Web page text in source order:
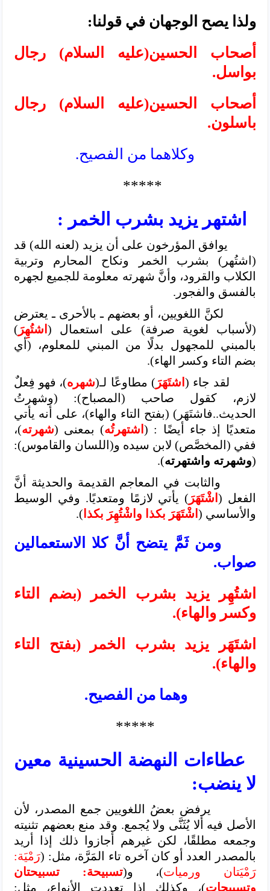
ولذا يصح الوجهان في قولنا:
أصحاب الحسين(عليه السلام) رجال
بواسل.
أصحاب الحسين(عليه السلام) رجال
باسلون.
وكلاهما من الفصيح.
*****
اشتهر يزيد بشرب الخمر :
يوافق المؤرخون على أن يزيد (لعنه الله) قد
(اشتُهر) بشرب الخمر ونكاح المحارم وتربية
الكلاب والقرود، وأنَّ شهرته معلومة للجميع لجهره
بالفسق والفجور.
لكنَّ اللغويين، أو بعضهم ـ بالأحرى ـ يعترض
(لأسباب لغوية صرفة) على استعمال ( اشتُهِرَ )
بالمبني للمجهول بدلًا من المبني للمعلوم، (أي
بضم التاء وكسر الهاء).
لقد جاء (اشتَهَرَ ) مطاوعًا لـ(شهره)، فهو فِعلٌ
لازم، كقول صاحب (المصباح): (وشهرتُ
الحديث..فاشتَهَر) (بفتح التاء والهاء)، على أنه يأتي
متعديًا إذ جاء أيضًا : (اشتهرتُه) بمعنى (شهرته)،
ففي (المخصَّص) لابن سيده و(اللسان والقاموس):
(وشهرته واشتهرته).
والثابت في المعاجم القديمة والحديثة أنَّ
الفعل (اشْتَهَرَ ) يأتي لازمًا ومتعديًا. وفي الوسيط
والأساسي ( اشْتَهَرَ بكذا واشْتُهِرَ بكذا ).
ومن ثَمَّ يتضح أنَّ كلا الاستعمالين
صواب.
اشتُهِر يزيد بشرب الخمر (بضم التاء
وكسر والهاء).
اشتَهَر يزيد بشرب الخمر (بفتح التاء
والهاء).
وهما من الفصيح.
*****
عطاءات النهضة الحسينية معين
لا ينضب:
يرفض بعضُ اللغويين جمع المصدر، لأن
الأصل فيه ألا يُثَنَّى ولا يُجمع. وقد منع بعضهم تثنيته
وجمعه مطلقًا، لكن غيرهم أجازوا ذلك إذا أريد
بالمصدر العدد أو كان آخره تاء المَرَّة، مثل: (رَمْيَة:
رَمْيَتان ورميات)، و(تسبيحة: تسبيحتان
وتسبيحات)، وكذلك إذا تعددت الأنواع، مثل: